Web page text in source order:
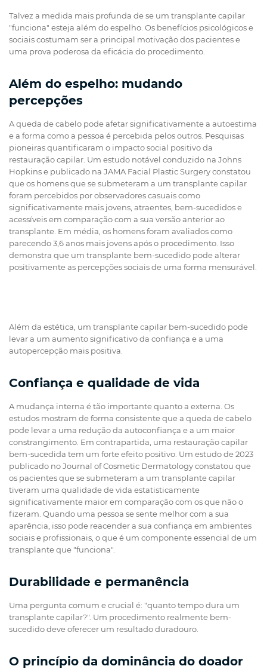
Talvez a medida mais profunda de se um transplante capilar
"funciona" esteja além do espelho. Os benefícios psicológicos e
sociais costumam ser a principal motivação dos pacientes e
uma prova poderosa da eficácia do procedimento.
Além do espelho: mudando
percepções
A queda de cabelo pode afetar significativamente a autoestima
e a forma como a pessoa é percebida pelos outros. Pesquisas
pioneiras quantificaram o impacto social positivo da
restauração capilar. Um estudo notável conduzido na Johns
Hopkins e publicado na JAMA Facial Plastic Surgery constatou
que os homens que se submeteram a um transplante capilar
foram percebidos por observadores casuais como
significativamente mais jovens, atraentes, bem-sucedidos e
acessíveis em comparação com a sua versão anterior ao
transplante. Em média, os homens foram avaliados como
parecendo 3,6 anos mais jovens após o procedimento. Isso
demonstra que um transplante bem-sucedido pode alterar
positivamente as percepções sociais de uma forma mensurável.
Além da estética, um transplante capilar bem-sucedido pode
levar a um aumento significativo da confiança e a uma
autopercepção mais positiva.
Confiança e qualidade de vida
A mudança interna é tão importante quanto a externa. Os
estudos mostram de forma consistente que a queda de cabelo
pode levar a uma redução da autoconfiança e a um maior
constrangimento. Em contrapartida, uma restauração capilar
bem-sucedida tem um forte efeito positivo. Um estudo de 2023
publicado no Journal of Cosmetic Dermatology constatou que
os pacientes que se submeteram a um transplante capilar
tiveram uma qualidade de vida estatisticamente
significativamente maior em comparação com os que não o
fizeram. Quando uma pessoa se sente melhor com a sua
aparência, isso pode reacender a sua confiança em ambientes
sociais e profissionais, o que é um componente essencial de um
transplante que "funciona".
Durabilidade e permanência
Uma pergunta comum e crucial é: "quanto tempo dura um
transplante capilar?". Um procedimento realmente bem-
sucedido deve oferecer um resultado duradouro.
O princípio da dominância do doador